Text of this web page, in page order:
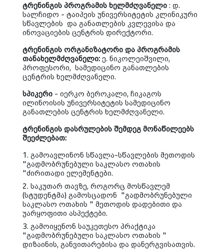
ტრენინგის პროგრამის ხელმძღვანელი : დ.
სალჩიდო - ტაიპეის უნივერსიტეტის კლინიკური
სწავლების და განათლების კვლევისა და
ინოვაციების ცენტრის დირექტორი.
ტრენინგის ორგანიზატორი და პროგრამის
თანახელმძღვანელი: ე. ნიკოლეიშვილი,
პროფესორი, სამედიცინო განათლების
ცენტრის ხელმძღვანელი.
სპიკერი - იერკო ბეროკალი, ჩიკაგოს
ილინოისის უნივერსიტეტის სამედიცინო
განათლების ცენტრის ხელმძღვანელი.
ტრენინგის დასრულების შემდეგ მონაწილეებს
შეეძლებათ:
1. გამოავლინონ სწავლა-სწავლების მეთოდის
"გადმობრუნებული საკლასო ოთახის
"ძირითადი ელემენტები.
2. საკუთარ თავზე, როგორც მოსწავლემ
(სტუდენტმა) გამოსცადონ "გადმობრუნებული
საკლასო ოთახის " მეთოდის დადებითი და
უარყოფითი ასპექტები.
3. გამოიყენონ საუკეთესო პრაქტიკა
"გადმობრუნებული საკლასო ოთახის "
დიზაინის, განვითარებისა და დანერგვისათვის.